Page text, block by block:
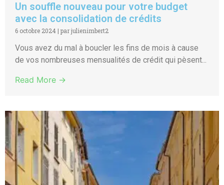
Un souffle nouveau pour votre budget
avec la consolidation de crédits
6 octobre 2024 | par julienimbert2
Vous avez du mal à boucler les fins de mois à cause
de vos nombreuses mensualités de crédit qui pèsent...
Read More →